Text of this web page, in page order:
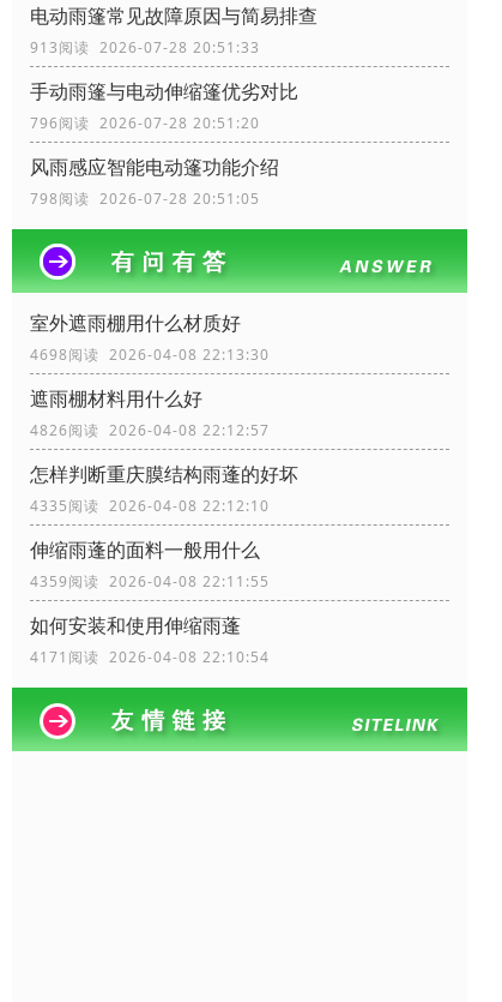
电动雨篷常见故障原因与简易排查
913阅读 2026-07-28 20:51:33
手动雨篷与电动伸缩篷优劣对比
796阅读 2026-07-28 20:51:20
风雨感应智能电动篷功能介绍
798阅读 2026-07-28 20:51:05
室外遮雨棚用什么材质好
4698阅读 2026-04-08 22:13:30
遮雨棚材料用什么好
4826阅读 2026-04-08 22:12:57
怎样判断重庆膜结构雨蓬的好坏
4335阅读 2026-04-08 22:12:10
伸缩雨蓬的面料一般用什么
4359阅读 2026-04-08 22:11:55
如何安装和使用伸缩雨蓬
4171阅读 2026-04-08 22:10:54